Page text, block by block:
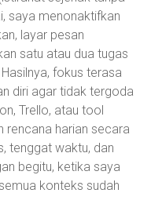
saya menonaktifkan
layar pesan
satu atau dua tugas
fokus terasa
diri agar tidak tergoda
Trello, atau tool
rencana harian secara
tenggat waktu, dan
begitu, ketika saya
konteks sudah